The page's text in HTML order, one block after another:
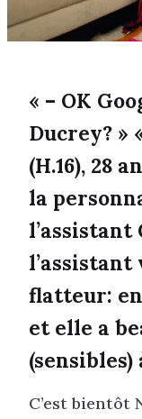
« – OK
Ducrey? »
(H.16), 28
la
l’assistant
flatteur:
et elle a
(sensibles)
C’est bientôt